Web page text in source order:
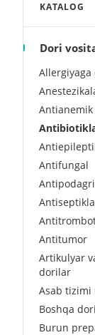
KATALOG
Dori
Allergiyaga
Antifungal
Antitumor
Artikulyar
dorilar
Asab tizimi
Boshqa
Burun